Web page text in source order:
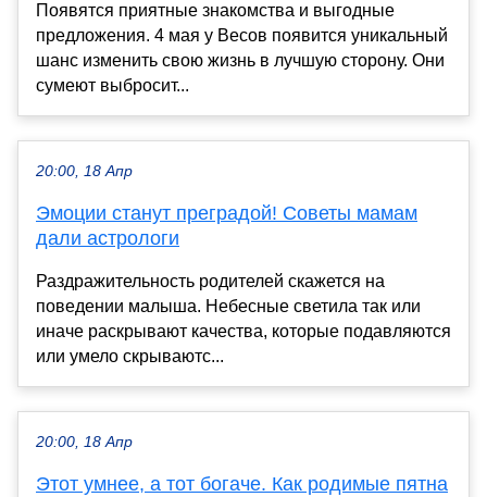
Появятся приятные знакомства и выгодные
предложения. 4 мая у Весов появится уникальный
шанс изменить свою жизнь в лучшую сторону. Они
сумеют выбросит...
20:00, 18 Апр
Эмоции станут преградой! Советы мамам
дали астрологи
Раздражительность родителей скажется на
поведении малыша. Небесные светила так или
иначе раскрывают качества, которые подавляются
или умело скрываютс...
20:00, 18 Апр
Этот умнее, а тот богаче. Как родимые пятна